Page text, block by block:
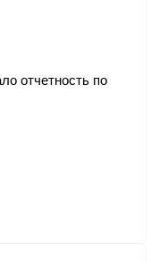
отчетность по